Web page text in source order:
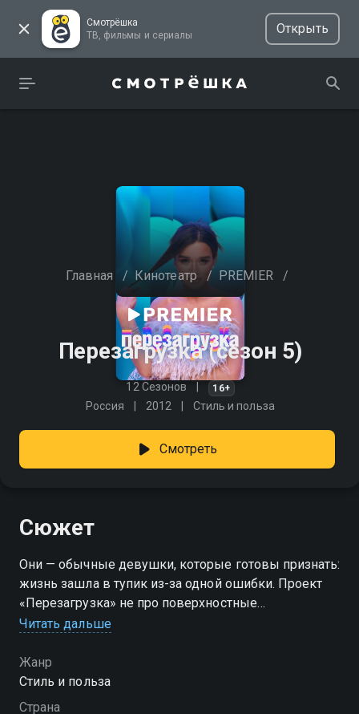
Смотрёшка
ТВ, фильмы и сериалы
Открыть
Главная / Кинотеатр / PREMIER /
Перезагрузка (сезон 5)
12 Сезонов 16+
Россия 2012 Стиль и польза
Смотреть
Сюжет
Они — обычные девушки, которые готовы признать:
жизнь зашла в тупик из-за одной ошибки. Проект
«Перезагрузка» не про поверхностные
метаморфозы, а про настоящий пересмотр себя.
причёсками, а с осознанием: пора что-то менять.
Каждая история уникальна, но всех объединяет
жажда обновления. Здесь эксперты помогают не
Читать дальше
Жанр
Стиль и польза
Страна